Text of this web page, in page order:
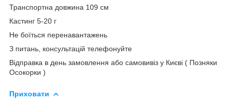
Транспортна довжина 109 см
Кастинг 5-20 г
Не боїться перенавантажень
З питань, консультацій телефонуйте
Відправка в день замовлення або самовивіз у Києві ( Позняки
Осокорки )
Приховати